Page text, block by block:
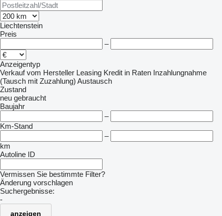
Liechtenstein
Preis
–
Anzeigentyp
Verkauf vom Hersteller Leasing Kredit in Raten Inzahlungnahme
(Tausch mit Zuzahlung) Austausch
Zustand
neu gebraucht
Baujahr
–
Km-Stand
–
km
Autoline ID
Vermissen Sie bestimmte Filter?
Änderung vorschlagen
Suchergebnisse:
-
anzeigen